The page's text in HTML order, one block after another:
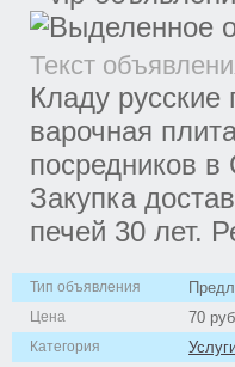
Текст
Кладу
варочная
посредников в
Закупка
печей 30 лет.
Тип объявления
Цена 70
Категория